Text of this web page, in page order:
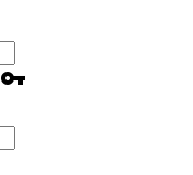
vpn_key